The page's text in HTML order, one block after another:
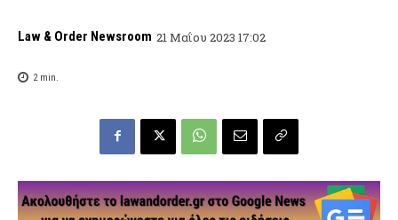
Law & Order Newsroom 21 Μαΐου 2023 17:02
2min.